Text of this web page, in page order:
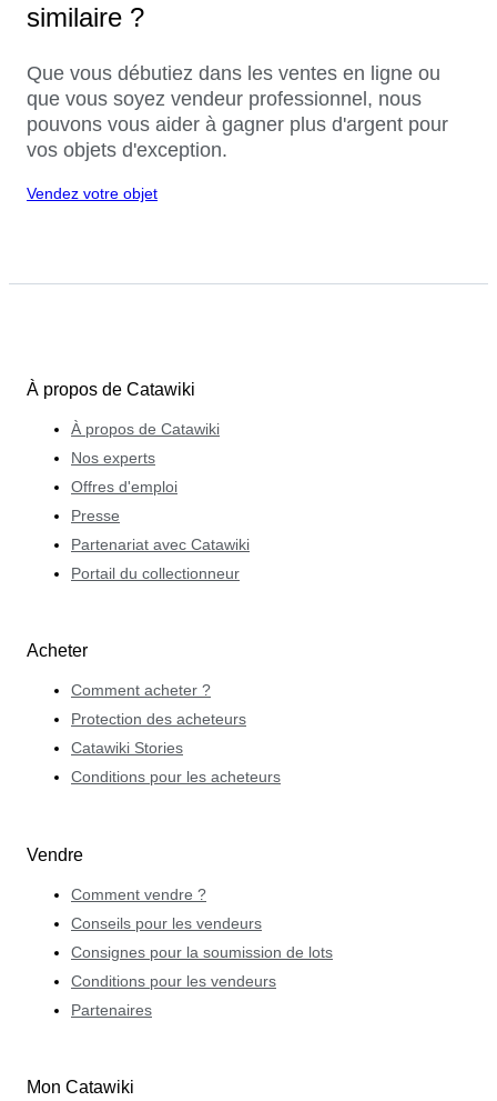
similaire ?
Que vous débutiez dans les ventes en ligne ou
que vous soyez vendeur professionnel, nous
pouvons vous aider à gagner plus d'argent pour
vos objets d'exception.
Vendez votre objet
À propos de Catawiki
À propos de Catawiki
Nos experts
Offres d'emploi
Presse
Partenariat avec Catawiki
Portail du collectionneur
Acheter
Comment acheter ?
Protection des acheteurs
Catawiki Stories
Conditions pour les acheteurs
Vendre
Comment vendre ?
Conseils pour les vendeurs
Consignes pour la soumission de lots
Conditions pour les vendeurs
Partenaires
Mon Catawiki